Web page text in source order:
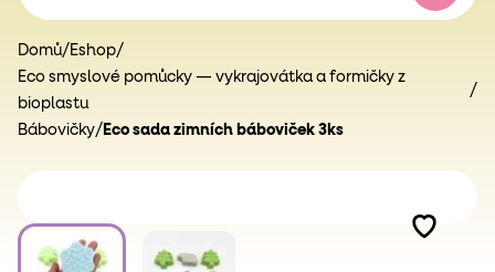
Domů/ Eshop/
Eco smyslové pomůcky — vykrajovátka a formičky z
bioplastu
/
Bábovičky/ Eco sada zimních báboviček 3ks